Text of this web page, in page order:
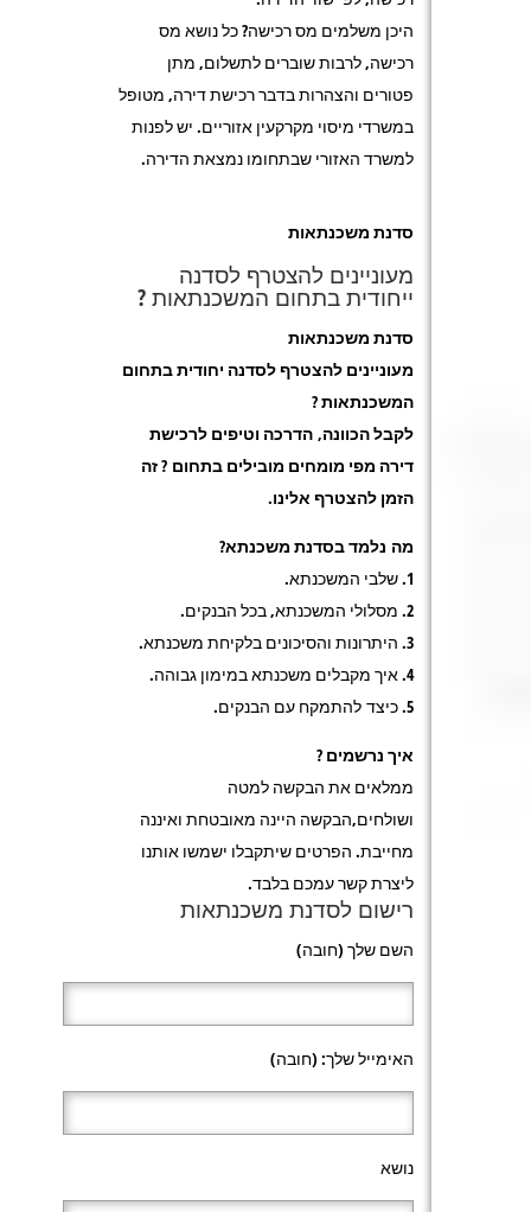
היכן משלמים מס רכישה? כל נושא מס
רכישה, לרבות שוברים לתשלום, מתן
פטורים והצהרות בדבר רכישת דירה, מטופל
במשרדי מיסוי מקרקעין אזוריים. יש לפנות
למשרד האזורי שבתחומו נמצאת הדירה.
סדנת משכנתאות
מעוניינים להצטרף לסדנה
ייחודית בתחום המשכנתאות ?
סדנת משכנתאות
מעוניינים להצטרף לסדנה יחודית בתחום
המשכנתאות ?
לקבל הכוונה, הדרכה וטיפים לרכישת
דירה מפי מומחים מובילים בתחום ? זה
הזמן להצטרף אלינו.
מה נלמד בסדנת משכנתא?
1. שלבי המשכנתא.
2. מסלולי המשכנתא, בכל הבנקים.
3. היתרונות והסיכונים בלקיחת משכנתא.
4. איך מקבלים משכנתא במימון גבוהה.
5. כיצד להתמקח עם הבנקים.
איך נרשמים ?
ממלאים את הבקשה למטה
ושולחים,הבקשה היינה מאובטחת ואיננה
מחייבת. הפרטים שיתקבלו ישמשו אותנו
ליצרת קשר עמכם בלבד.
רישום לסדנת משכנתאות
השם שלך (חובה)
האימייל שלך: (חובה)
נושא